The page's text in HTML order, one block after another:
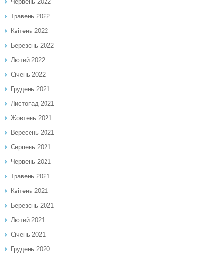
Червень 2022
Травень 2022
Квітень 2022
Березень 2022
Лютий 2022
Січень 2022
Грудень 2021
Листопад 2021
Жовтень 2021
Вересень 2021
Серпень 2021
Червень 2021
Травень 2021
Квітень 2021
Березень 2021
Лютий 2021
Січень 2021
Грудень 2020